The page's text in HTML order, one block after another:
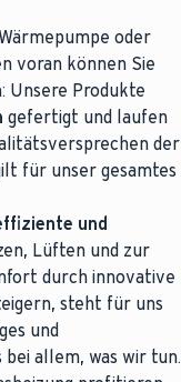
oder
voran können Sie
Unsere Produkte
gefertigt und laufen
der
für unser gesamtes
und
Lüften und zur
durch innovative
steht für uns
und
allem, was wir tun.